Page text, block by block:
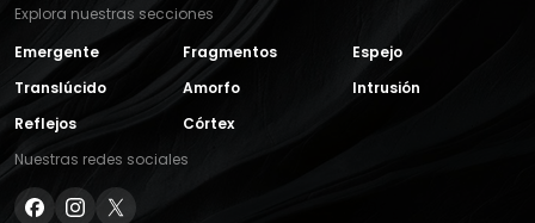
Explora nuestras secciones
Emergente
Fragmentos
Espejo
Translúcido
Amorfo
Intrusión
Reflejos
Córtex
Nuestras redes sociales